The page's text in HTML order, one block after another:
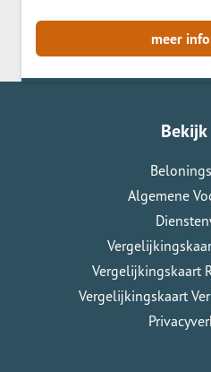
meer
Algemene
Vergelijkingskaart
Vergelijkingskaart